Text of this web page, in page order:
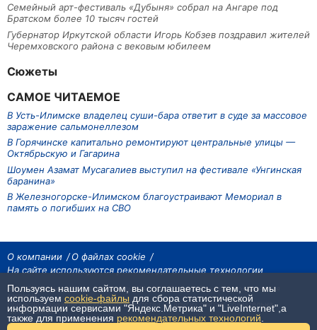
Семейный арт-фестиваль «Дубыня» собрал на Ангаре под
Братском более 10 тысяч гостей
Губернатор Иркутской области Игорь Кобзев поздравил жителей
Черемховского района с вековым юбилеем
Сюжеты
САМОЕ ЧИТАЕМОЕ
В Усть-Илимске владелец суши-бара ответит в суде за массовое
заражение сальмонеллезом
В Горячинске капитально ремонтируют центральные улицы —
Октябрьскую и Гагарина
Шоумен Азамат Мусагалиев выступил на фестивале «Унгинская
баранина»
В Железногорске-Илимском благоустраивают Мемориал в
память о погибших на СВО
О компании
О файлах cookie
На сайте используются рекомендательные технологии
На сайте размещаются материалы ИА «Наш Север». Все права охраняются
законом.
При использовании материалов агентства на других сайтах, обязательна
гиперссылка.
Пользуясь нашим сайтом, вы соглашаетесь с тем, что мы
используем cookie-файлы для сбора статистической
информации сервисами "Яндекс.Метрика" и "LiveInternet",а
также для применения рекомендательных технологий